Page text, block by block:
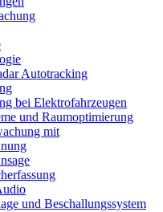
Autotracking​
bei Elektrofahrzeugen
und Raumoptimierung
mit
und Beschallungssystem